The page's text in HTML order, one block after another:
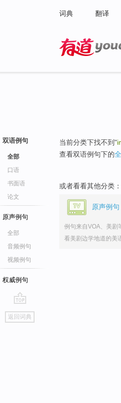
词典 翻译
双语例句
全部
口语
书面语
论文
原声例句
全部
音频例句
视频例句
权威例句
go
top
返回词典
当前分类下找不到"
查看双语例句下的
或者看看其他分类：
原声例句
例句来自VOA、美剧
看美剧边学地道的美